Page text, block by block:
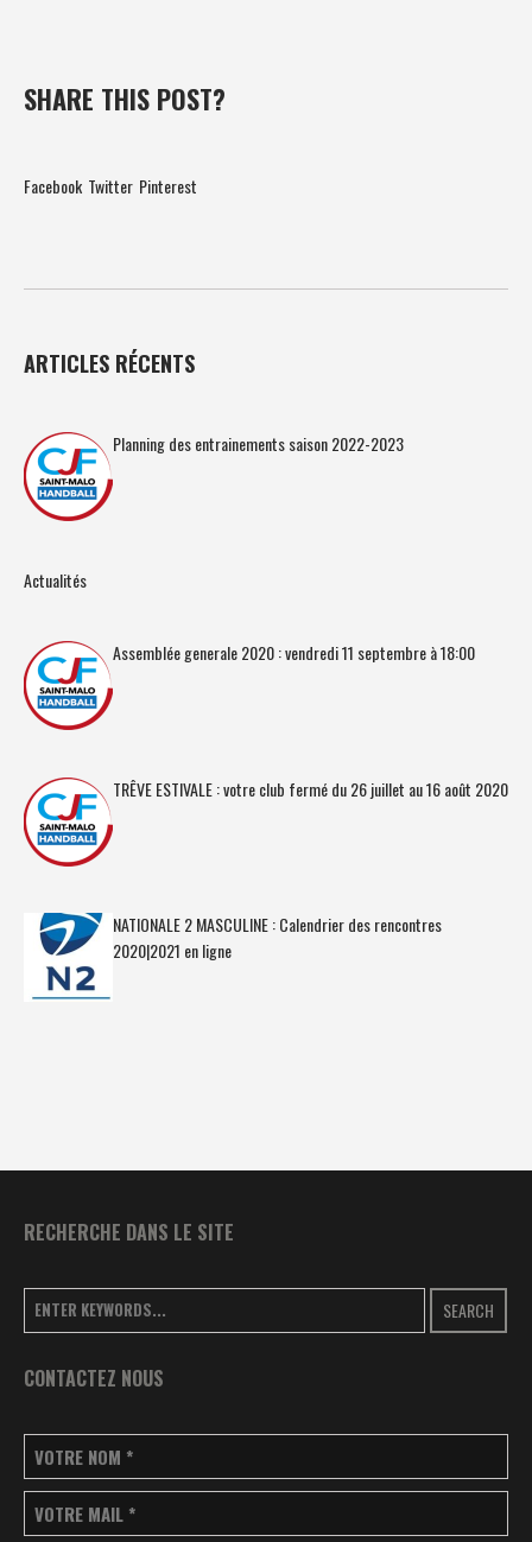
SHARE THIS POST?
Facebook Twitter Pinterest
ARTICLES RÉCENTS
Planning des entrainements saison 2022-2023
Actualités
Assemblée generale 2020 : vendredi 11 septembre à 18:00
TRÊVE ESTIVALE : votre club fermé du 26 juillet au 16 août 2020
NATIONALE 2 MASCULINE : Calendrier des rencontres
2020|2021 en ligne
RECHERCHE DANS LE SITE
SEARCH
CONTACTEZ NOUS
VOTRE NOM *
VOTRE MAIL *